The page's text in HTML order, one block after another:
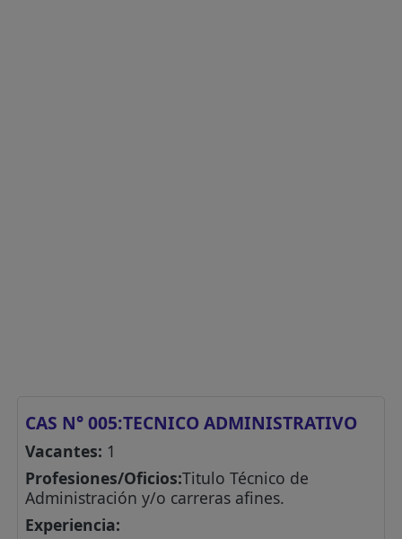
CAS N° 005:TECNICO ADMINISTRATIVO
Vacantes: 1
Profesiones/Oficios:Titulo Técnico de
Administración y/o carreras afines.
Experiencia: